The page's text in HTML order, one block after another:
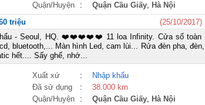
Quận/Huyện : Quận Cầu Giấy, Hà Nội
triệu
(25/10/2017)
- Seoul, HQ. ❤️❤️❤️❤️❤️ 11 loa Infinity. Cửa sổ toàn
bluetooth,... Màn hình Led, cam lùi... Rửa đèn pha, đèn,
hết.... Sấy ghế, nhớ...
Xuất xứ :
Nhập khẩu
Đã sử dụng :
38.000 km
Quận/Huyện : Quận Cầu Giấy, Hà Nội